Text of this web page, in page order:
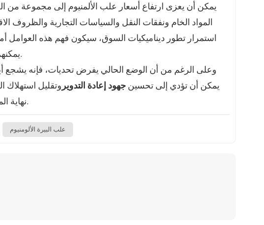
يمكن أن يعزى ارتفاع أسعار علب الألمنيوم إلى مجموعة من
المواد الخام ونفقات النقل والسياسات التجارية والظروف
استمرار تطور ديناميكيات السوق، سيكون فهم هذه العوامل
يمكنهم من التكيف مع الأسعار المتغيرة واتخاذ قرارات مستنيرة.
وعلى الرغم من أن الوضع الحالي يفرض تحديات، فإنه يشجع
يمكن أن تؤدي إلى تحسين جهود إعادة التدوير وتقليل استهلاك
نهاية المطاف في مستقبل أكثر استدامة وقابلية للتطبيق اقتصاديًا.
علب البيرة الألومنيوم